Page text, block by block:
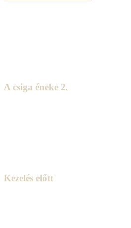
A csiga éneke 2.
Kezelés előtt